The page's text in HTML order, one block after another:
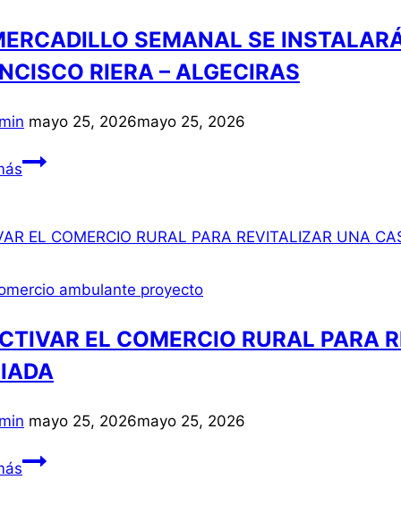
POLICÍA
LOCAL
EN
EMINENCIA
SEMANAL SE
RIERA – ALGECIRAS
mayo 25, 2026mayo 25, 2026
EL
SE
MARTES
EN
LA
FRANCISCO
–
ambulante proyecto
EL COMERCIO RURAL PARA
mayo 25, 2026mayo 25, 2026
REACTIVAR